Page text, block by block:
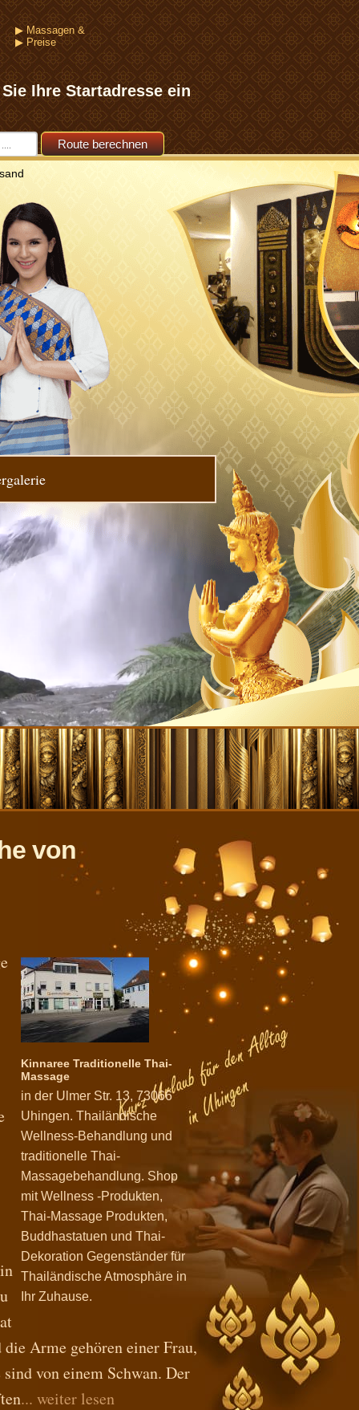
Massagen &
Preise
Ihre Startadresse ein
von
Kinnaree Traditionelle Thai-
Massage
in der Ulmer Str. 13, 73066
Uhingen. Thailändische
Wellness-Behandlung und
traditionelle Thai-
Massagebehandlung. Shop
mit Wellness -Produkten,
Thai-Massage Produkten,
Buddhastatuen und Thai-
Dekoration Gegenständer für
Thailändische Atmosphäre in
Ihr Zuhause.
Arme gehören einer Frau,
von einem Schwan. Der
... weiter lesen